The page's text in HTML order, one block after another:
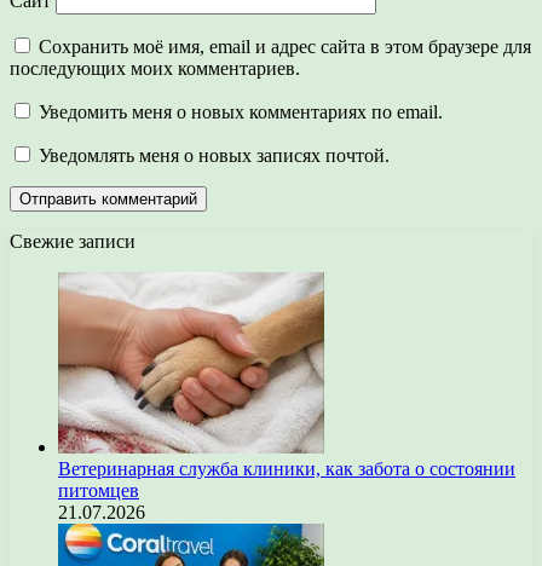
Сохранить моё имя, email и адрес сайта в этом браузере для
последующих моих комментариев.
Уведомить меня о новых комментариях по email.
Уведомлять меня о новых записях почтой.
Свежие записи
Ветеринарная служба клиники, как забота о состоянии
питомцев
21.07.2026